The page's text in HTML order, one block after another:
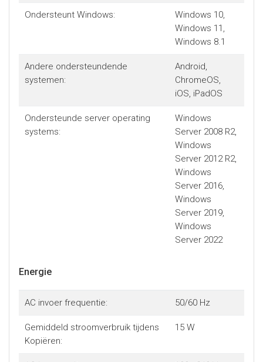
Ondersteunt Windows:
Windows 10,
Windows 11,
Windows 8.1
Andere ondersteundende
systemen:
Android,
ChromeOS,
iOS, iPadOS
Ondersteunde server operating
systems:
Windows
Server 2008 R2,
Windows
Server 2012 R2,
Windows
Server 2016,
Windows
Server 2019,
Windows
Server 2022
Energie
AC invoer frequentie: 50/60 Hz
Gemiddeld stroomverbruik tijdens
Kopiëren:
15 W